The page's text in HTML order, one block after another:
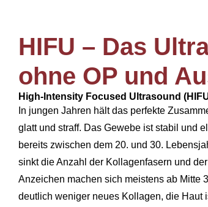
HIFU – Das
ohne OP und
High-Intensity Focused Ultrasound
In jungen Jahren hält das perfekte
glatt und straff. Das Gewebe ist stabil und
bereits zwischen dem 20. und 30.
sinkt die Anzahl der Kollagenfasern und
Anzeichen machen sich meistens ab Mitte
deutlich weniger neues Kollagen, die Haut